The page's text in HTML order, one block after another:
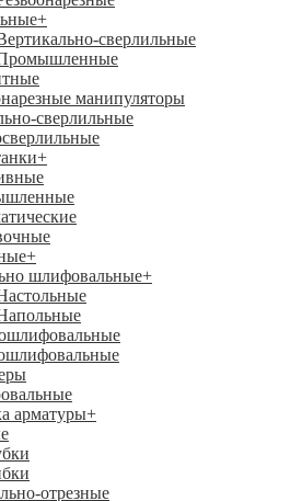
+
сверлильные
манипуляторы
сверлильные
+
+
шлифовальные+
арматуры+
отрезные